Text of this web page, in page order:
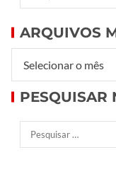
ARQUIVOS
PESQUISAR